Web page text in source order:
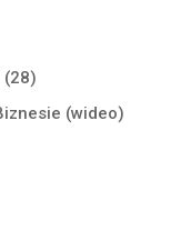
(28)
(wideo)